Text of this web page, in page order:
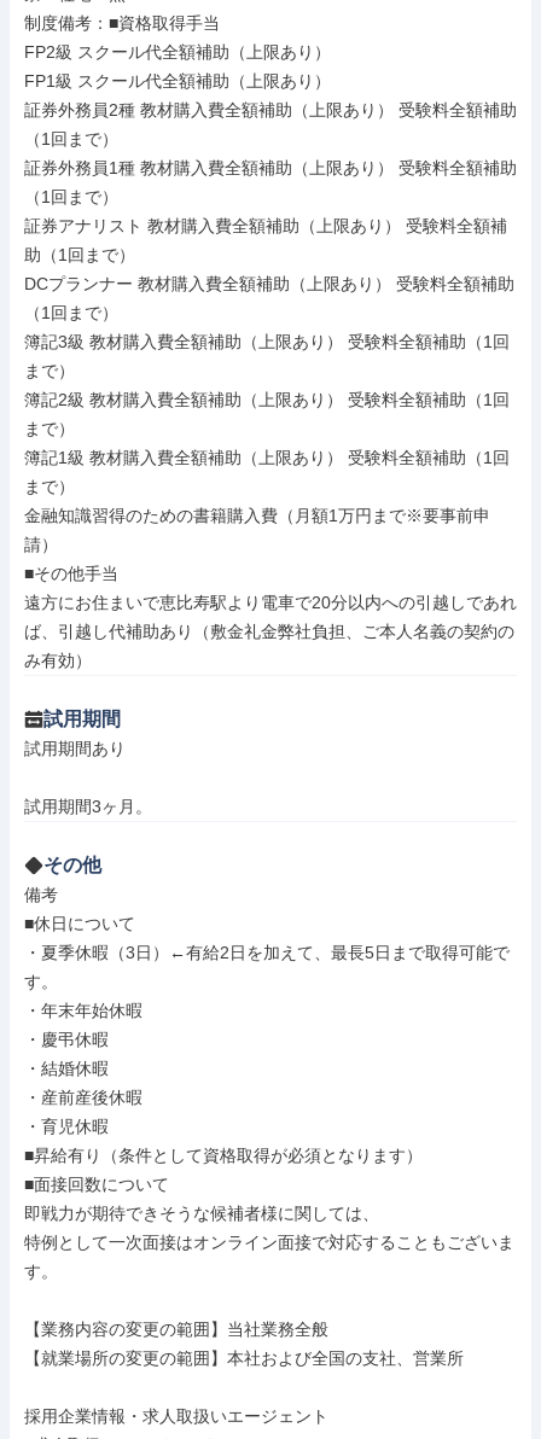
制度備考：■資格取得手当
FP2級 スクール代全額補助（上限あり）
FP1級 スクール代全額補助（上限あり）
証券外務員2種 教材購入費全額補助（上限あり） 受験料全額補助
（1回まで）
証券外務員1種 教材購入費全額補助（上限あり） 受験料全額補助
（1回まで）
証券アナリスト 教材購入費全額補助（上限あり） 受験料全額補
助（1回まで）
DCプランナー 教材購入費全額補助（上限あり） 受験料全額補助
（1回まで）
簿記3級 教材購入費全額補助（上限あり） 受験料全額補助（1回
まで）
簿記2級 教材購入費全額補助（上限あり） 受験料全額補助（1回
まで）
簿記1級 教材購入費全額補助（上限あり） 受験料全額補助（1回
まで）
金融知識習得のための書籍購入費（月額1万円まで※要事前申
請）
■その他手当
遠方にお住まいで恵比寿駅より電車で20分以内への引越しであれ
ば、引越し代補助あり（敷金礼金弊社負担、ご本人名義の契約の
み有効）
試用期間
試用期間あり
試用期間3ヶ月。
その他
備考
■休日について
・夏季休暇（3日）←有給2日を加えて、最長5日まで取得可能で
す。
・年末年始休暇
・慶弔休暇
・結婚休暇
・産前産後休暇
・育児休暇
■昇給有り（条件として資格取得が必須となります）
■面接回数について
即戦力が期待できそうな候補者様に関しては、
特例として一次面接はオンライン面接で対応することもございま
す。
【業務内容の変更の範囲】当社業務全般
【就業場所の変更の範囲】本社および全国の支社、営業所
採用企業情報・求人取扱いエージェント